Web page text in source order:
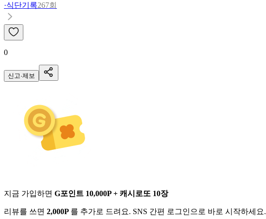
·식단기록267회
0
신고·제보
지금 가입하면 G포인트 10,000P + 캐시로또 10장
리뷰를 쓰면 2,000P 를 추가로 드려요. SNS 간편 로그인으로 바로 시작하세요.